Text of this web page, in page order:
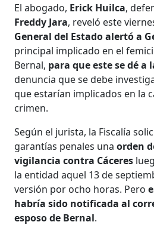
El abogado, Erick Huilca,
Freddy Jara, reveló este
General del Estado alertó a
principal implicado en el
Bernal, para que este se dé a
denuncia que se debe
que estarían implicados en la
crimen.
Según el jurista, la Fiscalía
garantías penales unaorden
vigilancia contra Cáceres
la entidad aquel 13 de
versión por ocho horas. Pero
habría sido notificada al
esposo de Bernal.